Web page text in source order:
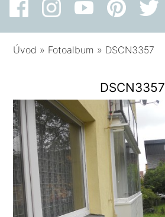
Úvod » Fotoalbum » DSCN3357
DSCN3357